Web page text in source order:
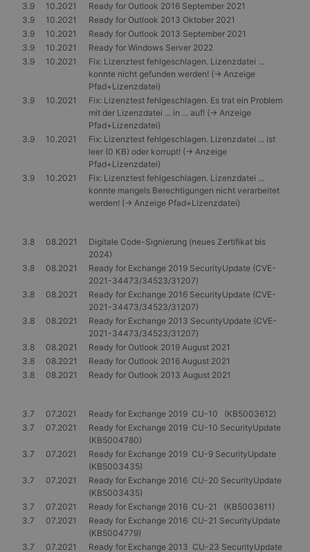
3.9
10.2021
Ready for Outlook 2016 September 2021
3.9
10.2021
Ready for Outlook 2013 Oktober 2021
3.9
10.2021
Ready for Outlook 2013 September 2021
3.9
10.2021
Ready for Windows Server 2022
3.9
10.2021
Fix: Lizenztest fehlgeschlagen. Lizenzdatei ...
konnte nicht gefunden werden! (-> Anzeige
Pfad+Lizenzdatei)
3.9
10.2021
Fix: Lizenztest fehlgeschlagen. Es trat ein Problem
mit der Lizenzdatei ... in ... auf! (-> Anzeige
Pfad+Lizenzdatei)
3.9
10.2021
Fix: Lizenztest fehlgeschlagen. Lizenzdatei ... ist
leer (0 KB) oder korrupt! (-> Anzeige
Pfad+Lizenzdatei)
3.9
10.2021
Fix: Lizenztest fehlgeschlagen. Lizenzdatei ...
konnte mangels Berechtigungen nicht verarbeitet
werden! (-> Anzeige Pfad+Lizenzdatei)
3.8 08.2021
Digitale Code-Signierung (neues Zertifikat bis
2024)
3.8
08.2021
Ready for Exchange 2019 SecurityUpdate (CVE-
2021-34473/34523/31207)
3.8
08.2021
Ready for Exchange 2016 SecurityUpdate (CVE-
2021-34473/34523/31207)
3.8
08.2021
Ready for Exchange 2013 SecurityUpdate (CVE-
2021-34473/34523/31207)
3.8
08.2021
Ready for Outlook 2019 August 2021
3.8
08.2021
Ready for Outlook 2016 August 2021
3.8
08.2021 Ready for Outlook 2013 August 2021
3.7 07.2021
Ready for Exchange 2019 CU-10 (KB5003612)
3.7
07.2021
Ready for Exchange 2019 CU-10 SecurityUpdate
(KB5004780)
3.7
07.2021
Ready for Exchange 2019 CU-9 SecurityUpdate
(KB5003435)
3.7
07.2021
Ready for Exchange 2016 CU-20 SecurityUpdate
(KB5003435)
3.7
07.2021
Ready for Exchange 2016 CU-21 (KB5003611)
3.7
07.2021
Ready for Exchange 2016 CU-21 SecurityUpdate
(KB5004779)
3.7
07.2021 Ready for Exchange 2013 CU-23 SecurityUpdate